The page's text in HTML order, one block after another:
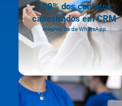
100% dos contatos
cadastrados em CRM
mesmo os de WhatsApp